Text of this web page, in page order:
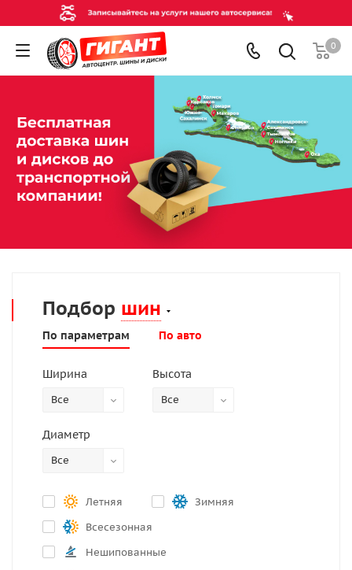
0
Подбор шин
По параметрам По авто
Ширина
Все
Высота
Все
Диаметр
Все
Летняя
Зимняя
Всесезонная
Нешипованные